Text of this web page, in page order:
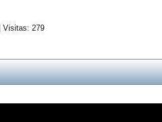
| Visitas: 279